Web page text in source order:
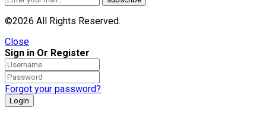
©2026 All Rights Reserved.
Close
Sign in Or Register
Forgot your password?